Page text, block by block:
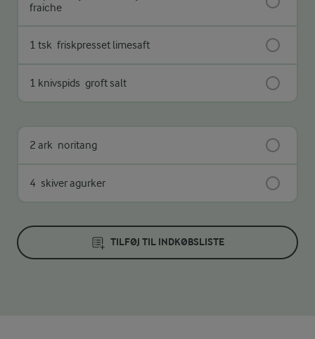
fraiche
1 tsk friskpresset limesaft
1 knivspids groft salt
2 ark noritang
4 skiver agurker
TILFØJ TIL INDKØBSLISTE